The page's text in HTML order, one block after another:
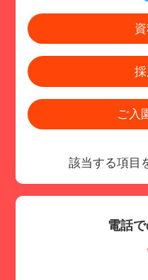
ご入
該当する項目
電話